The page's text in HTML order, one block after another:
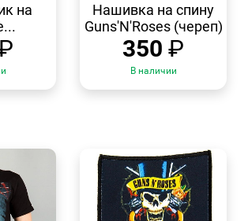
на
Нашивка на спину
Guns'N'Roses (череп)
350 ₽
В наличии